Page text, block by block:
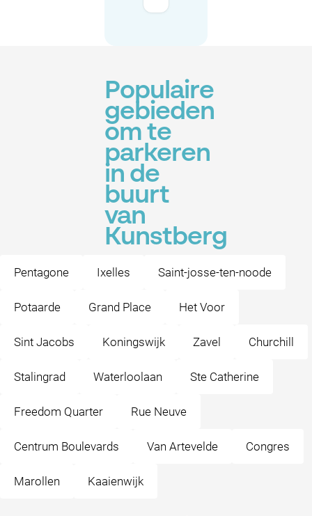
Populaire
gebieden
om te
parkeren
in de
buurt
van
Kunstberg
Pentagone Ixelles Saint-josse-ten-noode
Potaarde Grand Place Het Voor
Sint Jacobs Koningswijk Zavel Churchill
Stalingrad Waterloolaan Ste Catherine
Freedom Quarter Rue Neuve
Centrum Boulevards Van Artevelde Congres
Marollen Kaaienwijk